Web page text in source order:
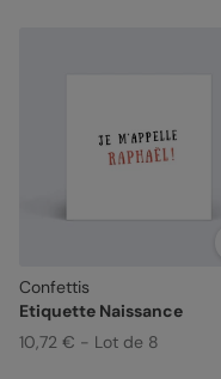
Confettis
Etiquette Naissance
10,72 € - Lot de 8